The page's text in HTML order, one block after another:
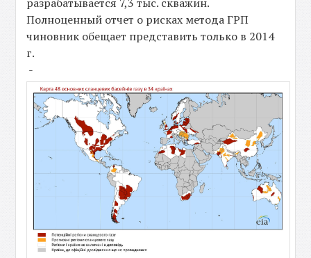
Полноценный отчет о рисках метода ГРП
чиновник обещает представить только в 2014
г.
-